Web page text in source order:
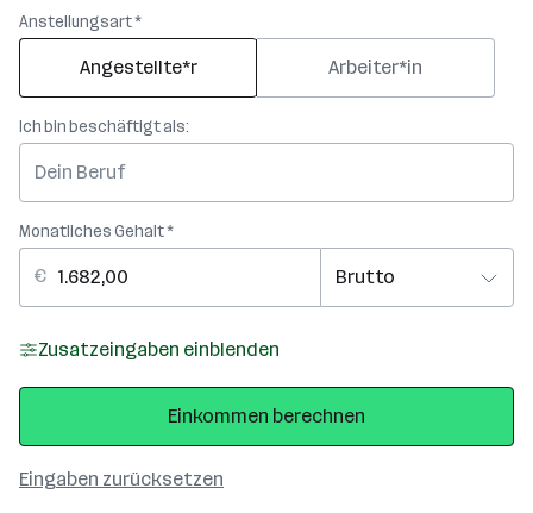
Anstellungsart *
Angestellte*r Arbeiter*in
Ich bin beschäftigt als:
Monatliches Gehalt *
Zusatzeingaben einblenden
Eingaben zurücksetzen
Einkommen berechnen